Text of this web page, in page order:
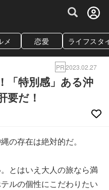
・プレミアムレストラン予約
メ 恋愛 ライフスタ
PR2023.02.27
「特別感」ある沖
要だ！
の存在は絶対的だ。
とはいえ大人の旅なら満
ルの個性にこだわりたい